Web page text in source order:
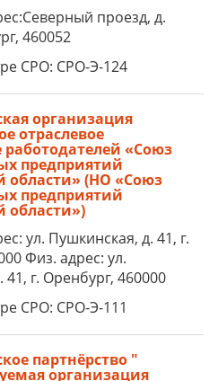
проезд, д.
460052
СРО: СРО-Э-124
организация
отраслевое
«Союз
предприятий
области» (НО «Союз
предприятий
области»)
ул. Пушкинская, д. 41, г.
Физ. адрес: ул.
г. Оренбург, 460000
СРО: СРО-Э-111
партнёрство "
организация